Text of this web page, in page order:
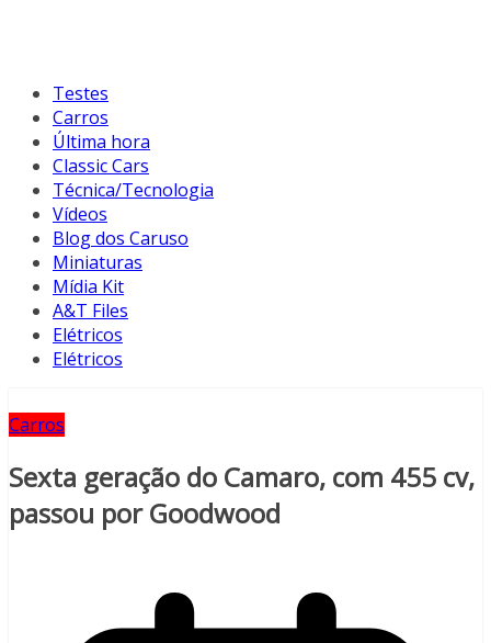
Testes
Carros
Última hora
Classic Cars
Técnica/Tecnologia
Vídeos
Blog dos Caruso
Miniaturas
Mídia Kit
A&T Files
Elétricos
Elétricos
Carros
Sexta geração do Camaro, com 455 cv,
passou por Goodwood